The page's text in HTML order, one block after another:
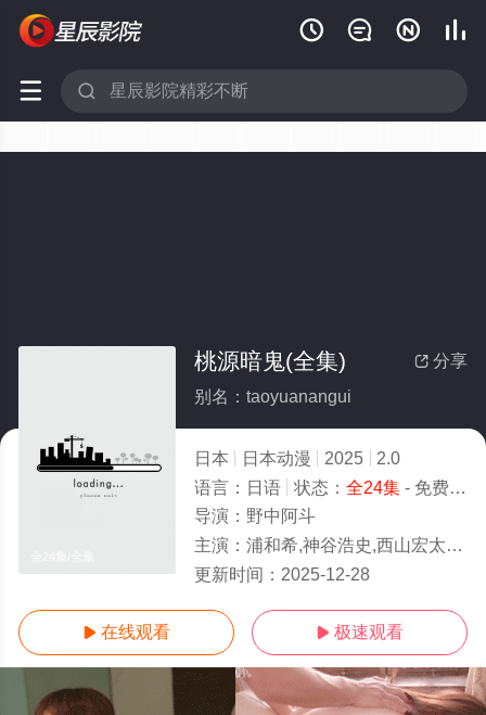
   
 
 分享
桃源暗鬼(全集)
别名：taoyuanangui
日本 日本动漫 2025
2.0
语言： 日语 状态： 全24集- 免费在线观看
导演： 野中阿斗
主演： 浦和希,神谷浩史,西山宏太朗,石见舞菜香,坂田将吾,花江夏树,三浦魁,爱美,木村良平,岸尾大辅,伊濑茉莉也,小山刚志
更新时间： 2025-12-28
 在线观看  极速观看